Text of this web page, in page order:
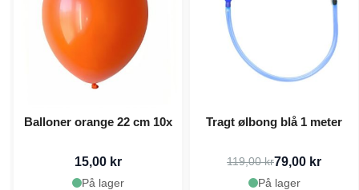
Balloner orange 22 cm 10x
15,00 kr
På lager
Tragt ølbong blå 1 meter
119,00 kr79,00 kr
På lager